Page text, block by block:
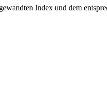
Index und dem